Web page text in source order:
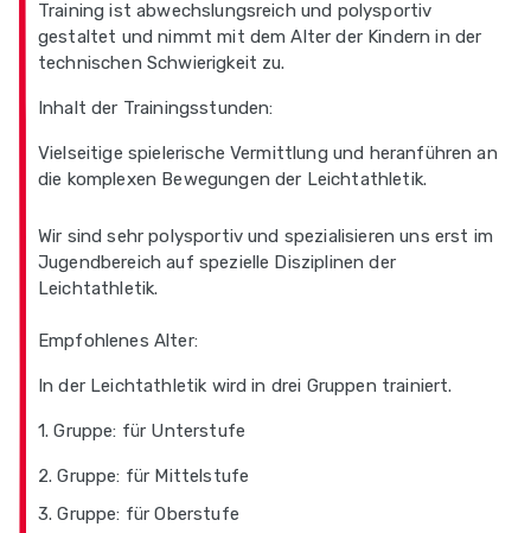
Training ist abwechslungsreich und polysportiv
gestaltet und nimmt mit dem Alter der Kindern in der
technischen Schwierigkeit zu.
Inhalt der Trainingsstunden:
Vielseitige spielerische Vermittlung und heranführen an
die komplexen Bewegungen der Leichtathletik.
Wir sind sehr polysportiv und spezialisieren uns erst im
Jugendbereich auf spezielle Disziplinen der
Leichtathletik.
Empfohlenes Alter:
In der Leichtathletik wird in drei Gruppen trainiert.
1. Gruppe: für Unterstufe
2. Gruppe: für Mittelstufe
3. Gruppe: für Oberstufe